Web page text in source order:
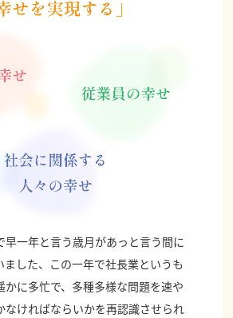
早一年と言う歳月があっと言う間に
ました、この一年で社長業というも
かに多忙で、多種多様な問題を速や
なければならいかを再認識させられ